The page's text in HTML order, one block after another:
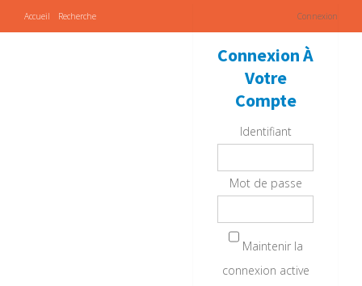
Accueil Recherche Connexion
Connexion À
Votre
Compte
Identifiant
Mot de passe
Maintenir la
connexion active